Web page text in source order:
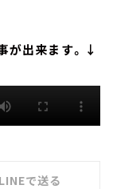
が出来ます。↓
LINEで送る